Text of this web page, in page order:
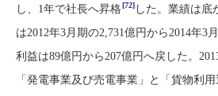
し、1年で社長へ昇格[72] した。業績は底
は2012年3月期の2,731億円から2014年3
利益は89億円から207億円へ戻した。
「発電事業及び売電事業」と「貨物利